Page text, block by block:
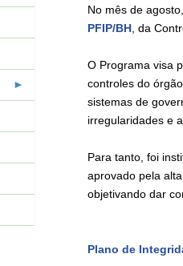
No mês de
PFIP/BH, da
O Programa visa
controles do
sistemas de
irregularidades e
Para tanto, foi
aprovado pela
objetivando dar
Plano de